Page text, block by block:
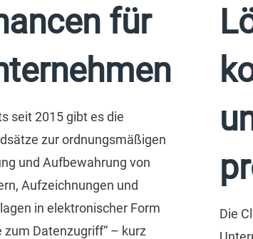
für
seit 2015 gibt es die
zur ordnungsmäßigen
und Aufbewahrung von
Aufzeichnungen und
in elektronischer Form
zum Datenzugriff“ – kurz
Die